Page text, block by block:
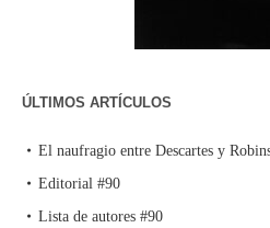
ÚLTIMOS ARTÍCULOS
El naufragio entre Descartes y
Editorial #90
Lista de autores #90